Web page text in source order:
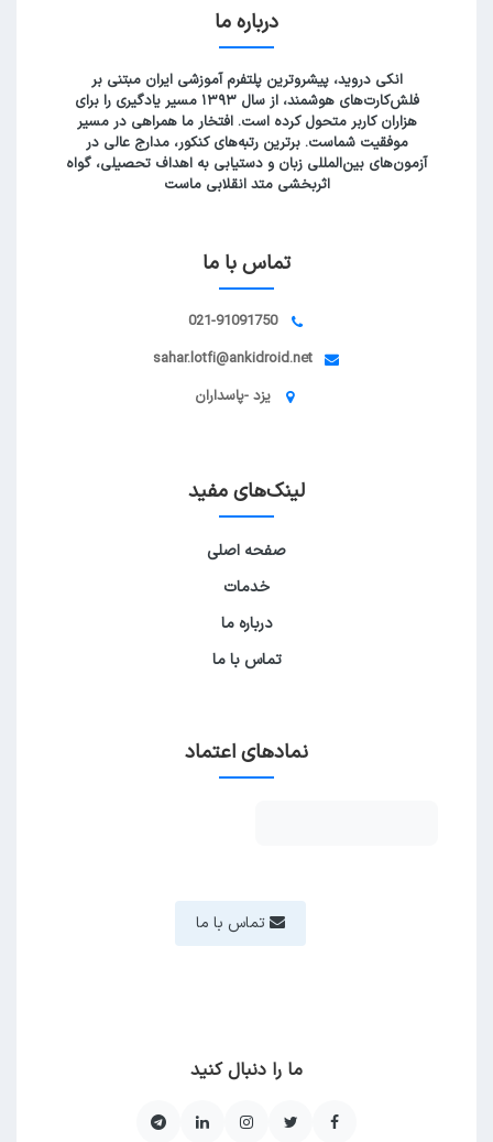
درباره ما
انکی دروید، پیشروترین پلتفرم آموزشی ایران مبتنی بر
فلش‌کارت‌های هوشمند، از سال ۱۳۹۳ مسیر یادگیری را برای
هزاران کاربر متحول کرده است. افتخار ما همراهی در مسیر
موفقیت شماست. برترین رتبه‌های کنکور، مدارج عالی در
آزمون‌های بین‌المللی زبان و دستیابی به اهداف تحصیلی، گواه
اثربخشی متد انقلابی ماست
تماس با ما
021-91091750
sahar.lotfi@ankidroid.net
یزد -پاسداران
لینک‌های مفید
صفحه اصلی
خدمات
درباره ما
تماس با ما
نمادهای اعتماد
تماس با ما
ما را دنبال کنید